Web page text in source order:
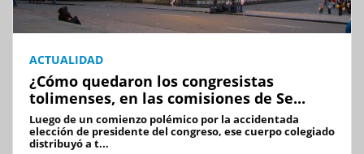
ACTUALIDAD
¿Cómo quedaron los congresistas
tolimenses, en las comisiones de Se...
Luego de un comienzo polémico por la accidentada
elección de presidente del congreso, ese cuerpo colegiado
distribuyó a t...